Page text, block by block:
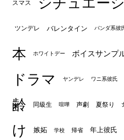
スマス
ツンデレ バレンタイン パンダ系彼
本
ホワイトデー ボイスサンプ
ドラマ
ヤンデレ ワニ系彼氏
齢
同級生 喧嘩 声劇 夏祭り
け
嫉妬 学校 帰省 年上彼氏